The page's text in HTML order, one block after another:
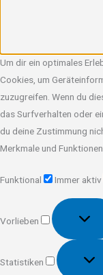
Um dir ein optimales
Cookies, um
zuzugreifen. Wenn du
das Surfverhalten oder
du deine Zustimmung
Merkmale und
Funktional
Immer aktiv
Vorlieben
Vorlieben
Statistiken
Statistiken